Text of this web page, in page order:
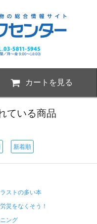
カートを見る
ている商品
新着順
ストの多い本
労災をなくそう！
ング